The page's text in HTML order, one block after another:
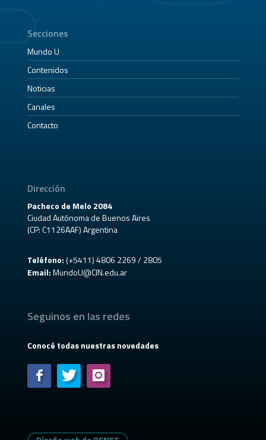
Secciones
Mundo U
Contenidos
Noticias
Canales
Contacto
Dirección
Pacheco de Melo 2084
Ciudad Autónoma de Buenos Aires
(CP: C1126AAF) Argentina
Teléfono:(+5411) 4806 2269 / 2805
Email: MundoU@CIN.edu.ar
Seguinos en las redes
Conocé todas nuestras novedades